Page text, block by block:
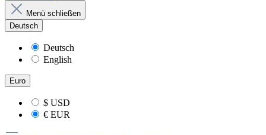
Menü schließen
Deutsch
Deutsch
English
Euro
$ USD
€ EUR